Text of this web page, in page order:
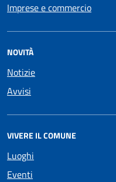
Imprese e commercio
NOVITÀ
Notizie
Avvisi
VIVERE IL COMUNE
Luoghi
Eventi